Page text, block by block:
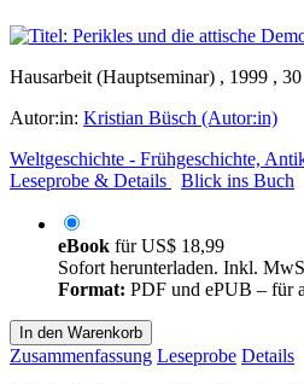
Hausarbeit (Hauptseminar) , 1999 ,
Autor:in: Kristian Büsch (Autor:in)
Weltgeschichte - Frühgeschichte,
Leseprobe & Details
Blick ins Buch
eBook fürUS$ 18,99
Sofort herunterladen. Inkl.
Format: PDF und ePUB – für
In den Warenkorb
Zusammenfassung Leseprobe Details